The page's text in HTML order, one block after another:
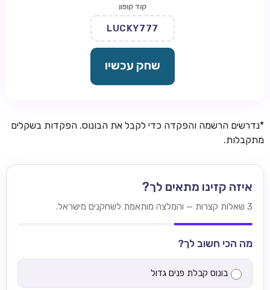
קוד קופון
LUCKY777
שחק עכשיו
*נדרשים הרשמה והפקדה כדי לקבל את הבונוס. הפקדות בשקלים
מתקבלות.
איזה קזינו מתאים לך?
3 שאלות קצרות — והמלצה מותאמת לשחקנים מישראל.
מה הכי חשוב לך?
בונוס קבלת פנים גדול